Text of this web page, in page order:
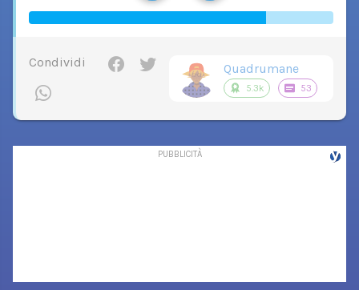
Condividi Quadrumane
5.3k 53